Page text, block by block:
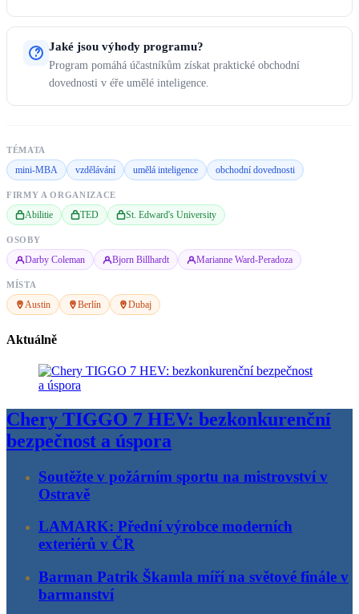
Jaké jsou výhody programu?
Program pomáhá účastníkům získat praktické obchodní
dovednosti v éře umělé inteligence.
TÉMATA
mini-MBA vzdělávání umělá inteligence obchodní dovednosti
FIRMY A ORGANIZACE
Abilitie TED St. Edward's University
OSOBY
Darby Coleman Bjorn Billhardt Marianne Ward-Peradoza
MÍSTA
Austin Berlín Dubaj
Aktuálně
Chery TIGGO 7 HEV: bezkonkurenční
bezpečnost a úspora
Soutěžte v požárním sportu na mistrovství v
Ostravě
LAMARK: Přední výrobce moderních
exteriérů v ČR
Barman Patrik Škamla míří na světové finále v
barmanství